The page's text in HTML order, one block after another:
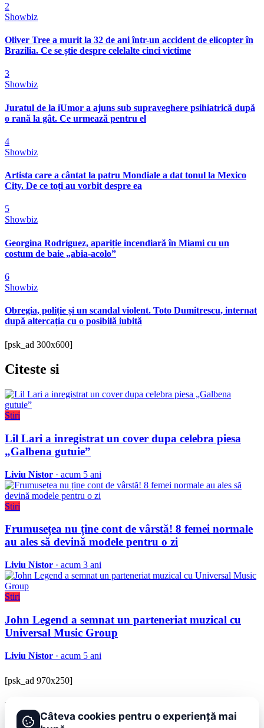
2
Showbiz
Oliver Tree a murit la 32 de ani într-un accident de elicopter în
Brazilia. Ce se știe despre celelalte cinci victime
3
Showbiz
Juratul de la iUmor a ajuns sub supraveghere psihiatrică după
o rană la gât. Ce urmează pentru el
4
Showbiz
Artista care a cântat la patru Mondiale a dat tonul la Mexico
City. De ce toți au vorbit despre ea
5
Showbiz
Georgina Rodríguez, apariție incendiară în Miami cu un
costum de baie „abia-acolo”
6
Showbiz
Obregia, poliție și un scandal violent. Toto Dumitrescu, internat
după altercația cu o posibilă iubită
[psk_ad 300x600]
Citeste si
Stiri
Lil Lari a inregistrat un cover dupa celebra piesa
„Galbena gutuie”
Liviu Nistor · acum 5 ani
Stiri
Frumusețea nu ține cont de vârstă! 8 femei normale
au ales să devină modele pentru o zi
Liviu Nistor · acum 3 ani
Stiri
John Legend a semnat un parteneriat muzical cu
Universal Music Group
Liviu Nistor · acum 5 ani
[psk_ad 970x250]
BRAVOnet
Showbiz, vedete si tot ce misca in lumea mondena
Câteva cookies pentru o experiență mai